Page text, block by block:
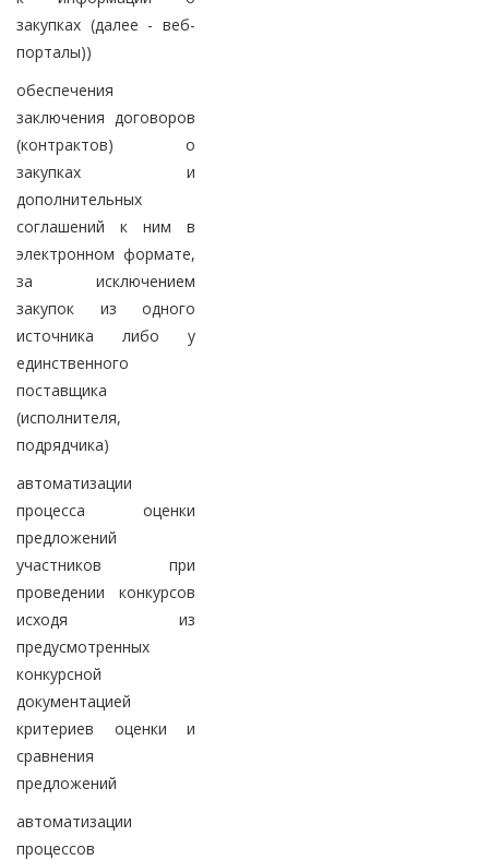
закупках (далее - веб-
порталы))
обеспечения
заключения договоров
(контрактов) о
закупках и
дополнительных
соглашений к ним в
электронном формате,
за исключением
закупок из одного
источника либо у
единственного
поставщика
(исполнителя,
подрядчика)
автоматизации
процесса оценки
предложений
участников при
проведении конкурсов
исходя из
предусмотренных
конкурсной
документацией
критериев оценки и
сравнения
предложений
автоматизации
процессов